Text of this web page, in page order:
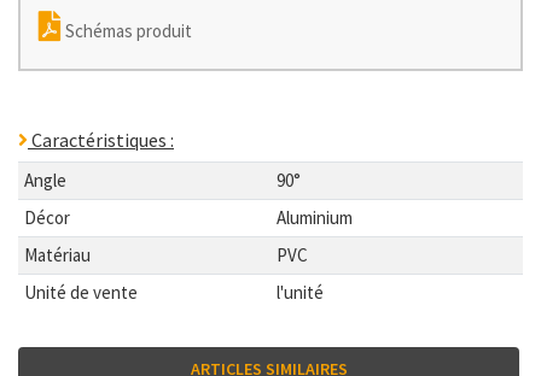
Schémas produit
Caractéristiques :
Angle
90°
Décor
Aluminium
Matériau
PVC
Unité de vente
l'unité
ARTICLES SIMILAIRES